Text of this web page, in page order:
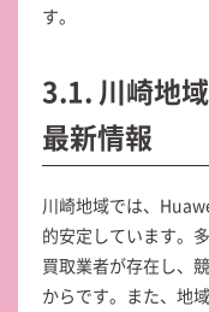
す。
3.1. 川崎地
最新情報
川崎地域では、
的安定しています。
買取業者が存在し、
からです。また、地